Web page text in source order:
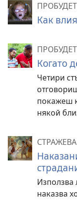
Как
Когато
Четири
покажеш
някой
Използва
наказва